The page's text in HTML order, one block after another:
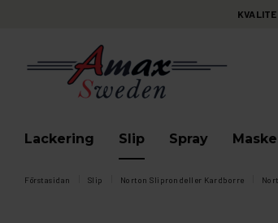
Lackering Slip Spray
Förstasidan Slip Norton Sliprondeller Kardborre